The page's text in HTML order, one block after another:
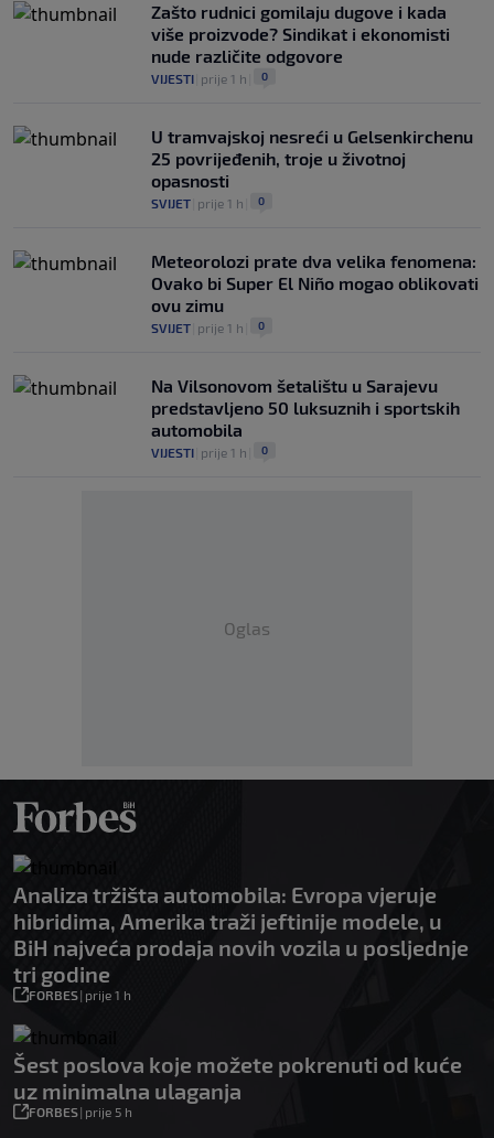
Zašto rudnici gomilaju dugove i kada
više proizvode? Sindikat i ekonomisti
nude različite odgovore
VIJESTI prije 1 h 0
U tramvajskoj nesreći u Gelsenkirchenu
25 povrijeđenih, troje u životnoj
opasnosti
SVIJET prije 1 h 0
Meteorolozi prate dva velika fenomena:
Ovako bi Super El Niño mogao oblikovati
ovu zimu
SVIJET prije 1 h 0
Na Vilsonovom šetalištu u Sarajevu
predstavljeno 50 luksuznih i sportskih
automobila
VIJESTI prije 1 h 0
Oglas
Analiza tržišta automobila: Evropa vjeruje
hibridima, Amerika traži jeftinije modele, u
BiH najveća prodaja novih vozila u posljednje
tri godine
FORBES| prije 1 h
Šest poslova koje možete pokrenuti od kuće
uz minimalna ulaganja
FORBES| prije 5 h